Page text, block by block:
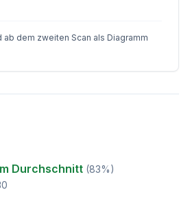
ab dem zweiten Scan als Diagramm
Durchschnitt (83%)